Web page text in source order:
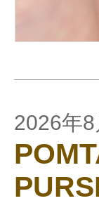
2026年